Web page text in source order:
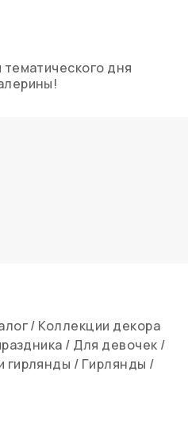
дня
/ Коллекции декора
/ Для девочек /
гирлянды / Гирлянды /